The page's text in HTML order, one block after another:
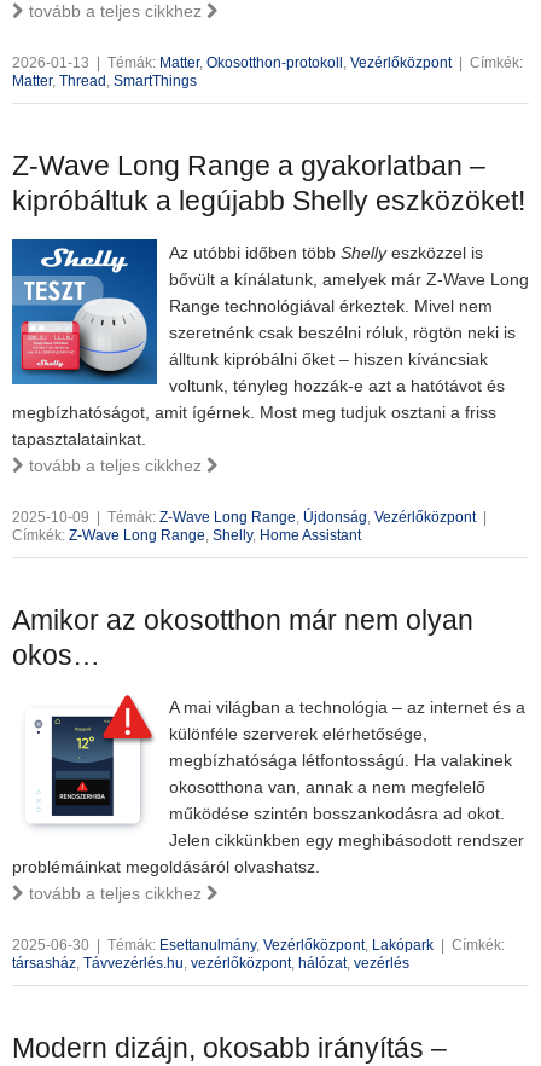
tovább a teljes cikkhez
2026-01-13 Témák: Matter, Okosotthon-protokoll , Vezérlőközpont
Címkék:
Matter, Thread , SmartThings
Z-Wave Long Range a gyakorlatban –
kipróbáltuk a legújabb Shelly eszközöket!
Az utóbbi időben több Shellyeszközzel is
bővült a kínálatunk, amelyek már Z-Wave Long
Range technológiával érkeztek. Mivel nem
szeretnénk csak beszélni róluk, rögtön neki is
álltunk kipróbálni őket – hiszen kíváncsiak
voltunk, tényleg hozzák-e azt a hatótávot és
megbízhatóságot, amit ígérnek. Most meg tudjuk osztani a friss
tapasztalatainkat.
tovább a teljes cikkhez
2025-10-09 Témák: Z-Wave Long Range, Újdonság, Vezérlőközpont
Címkék: Z-Wave Long Range, Shelly, Home Assistant
Amikor az okosotthon már nem olyan
okos…
A mai világban a technológia – az internet és a
különféle szerverek elérhetősége,
megbízhatósága létfontosságú. Ha valakinek
okosotthona van, annak a nem megfelelő
működése szintén bosszankodásra ad okot.
Jelen cikkünkben egy meghibásodott rendszer
problémáinkat megoldásáról olvashatsz.
tovább a teljes cikkhez
2025-06-30 Témák: Esettanulmány, Vezérlőközpont, Lakópark
Címkék:
társasház, Távvezérlés.hu, vezérlőközpont, hálózat, vezérlés
Modern dizájn, okosabb irányítás –